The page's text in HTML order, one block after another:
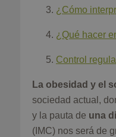
¿Cómo
¿Qué hacer
Control
La obesidad y el
sociedad actual,
y la pauta de una
(IMC) nos será de